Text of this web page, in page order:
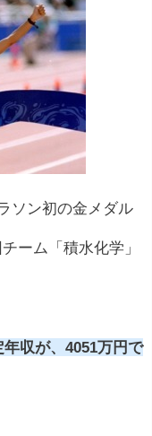
ソン初の金メダル
ーム「積水化学」
収が、4051万円で